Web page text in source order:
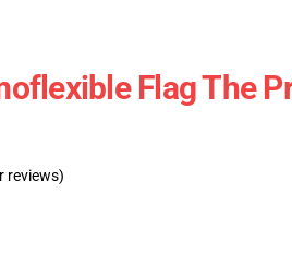
Flag The
reviews)